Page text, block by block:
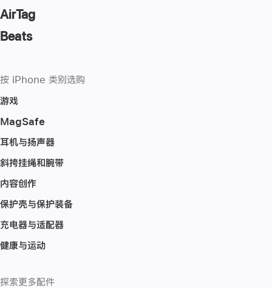
AirTag
Beats
按 iPhone 类别选购
游戏
MagSafe
耳机与扬声器
斜挎挂绳和腕带
内容创作
保护壳与保护装备
充电器与适配器
健康与运动
探索更多配件